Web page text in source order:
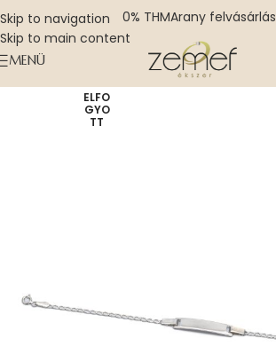
Skip to navigation
Skip to main content
0% THMArany felvásárlás
MENÜ
ELFO
GYO
TT